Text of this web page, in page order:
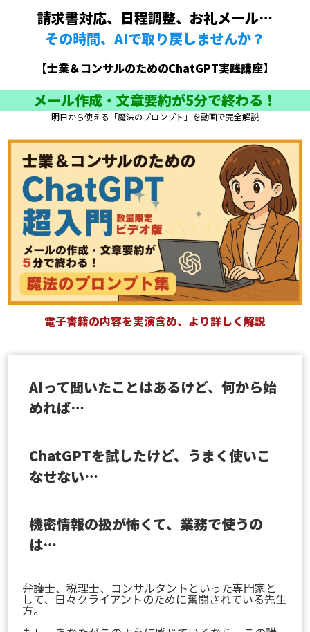
請求書対応、日程調整、お礼メール…
その時間、AIで取り戻しませんか？
【士業＆コンサルのためのChatGPT実践講座】
メール作成・文章要約が5分で終わる！
明日から使える「魔法のプロンプト」を動画で完全解説
電子書籍の内容を実演含め、より詳しく解説
AIって聞いたことはあるけど、何から始
めれば…
ChatGPTを試したけど、うまく使いこ
なせない…
機密情報の扱が怖くて、業務で使うの
は…
弁護士、税理士、コンサルタントといった専門家と
して、日々クライアントのために奮闘されている先生
方。